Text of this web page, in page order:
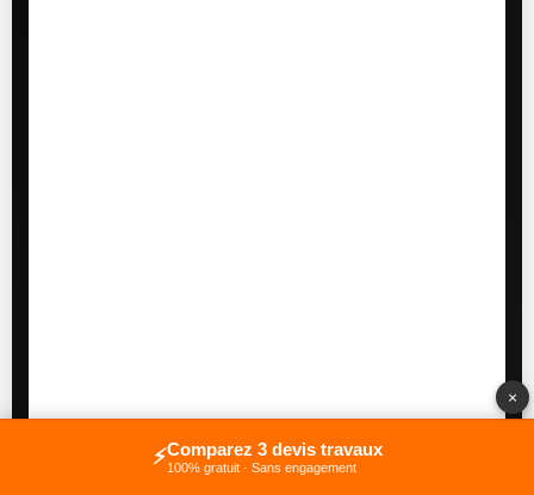
⚡Comparez 3 devis travaux
100% gratuit · Sans engagement
×